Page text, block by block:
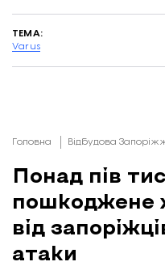
ТЕМА:
Varus
Головна Відбудова
Понад пів
пошкоджене
від
атаки